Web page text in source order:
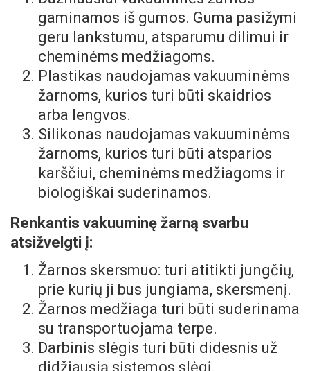
gaminamos iš gumos. Guma pasižymi
geru lankstumu, atsparumu dilimui ir
cheminėms medžiagoms.
Plastikas naudojamas vakuuminėms
žarnoms, kurios turi būti skaidrios
arba lengvos.
Silikonas naudojamas vakuuminėms
žarnoms, kurios turi būti atsparios
karščiui, cheminėms medžiagoms ir
biologiškai suderinamos.
Renkantis vakuuminę žarną svarbu
atsižvelgti į:
Žarnos skersmuo: turi atitikti jungčių,
prie kurių ji bus jungiama, skersmenį.
Žarnos medžiaga turi būti suderinama
su transportuojama terpe.
Darbinis slėgis turi būti didesnis už
didžiausią sistemos slėgį.